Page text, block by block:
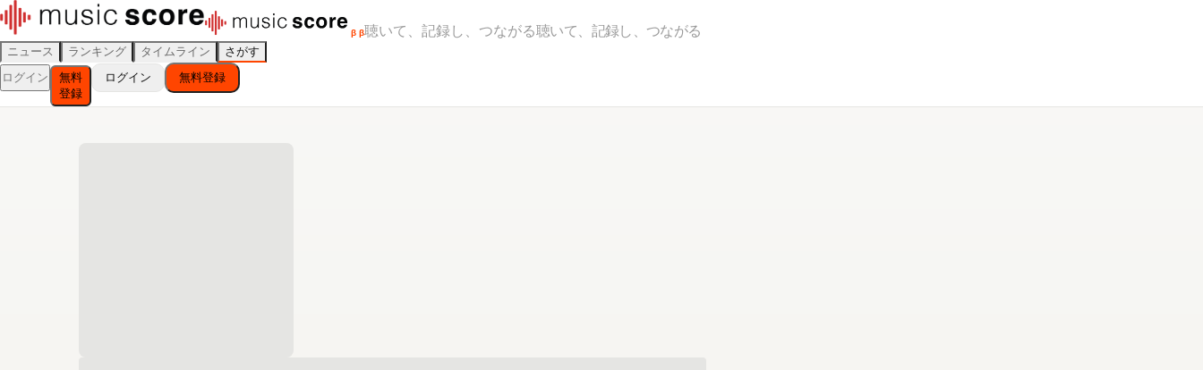
β β聴いて、記録し、つながる聴いて、記録し、つながる
ニュース ランキング タイムライン
さがす
ログイン
無料
登録
ログイン 無料登録